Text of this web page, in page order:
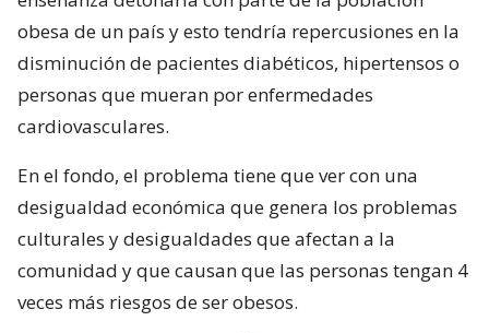
obesa de un país y esto tendría repercusiones en la
disminución de pacientes diabéticos, hipertensos o
personas que mueran por enfermedades
cardiovasculares.
En el fondo, el problema tiene que ver con una
desigualdad económica que genera los problemas
culturales y desigualdades que afectan a la
comunidad y que causan que las personas tengan 4
veces más riesgos de ser obesos.